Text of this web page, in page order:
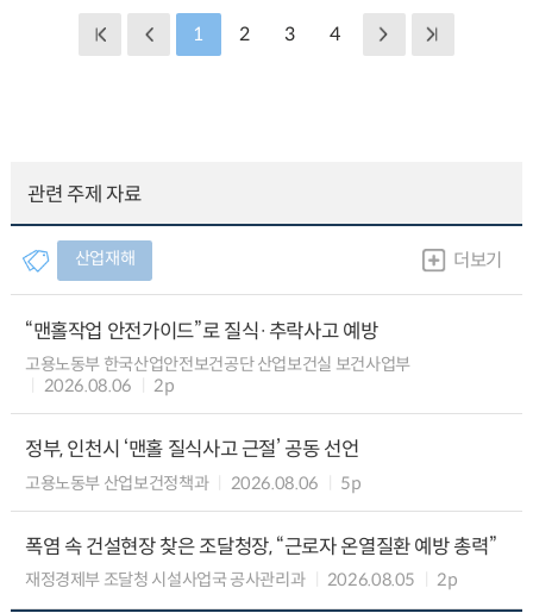
1 2 3 4
관련 주제 자료
산업재해 더보기
“맨홀작업 안전가이드”로 질식·추락사고 예방
고용노동부 한국산업안전보건공단 산업보건실 보건사업부
2026.08.06
2p
정부, 인천시 ‘맨홀 질식사고 근절’ 공동 선언
고용노동부 산업보건정책과 2026.08.06 5p
폭염 속 건설현장 찾은 조달청장, “근로자 온열질환 예방 총력”
재정경제부 조달청 시설사업국 공사관리과 2026.08.05 2p